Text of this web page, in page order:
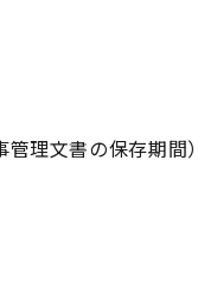
管理文書の保存期